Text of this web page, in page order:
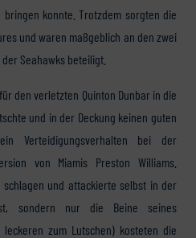
konnte. Trotzdem sorgten die
und waren maßgeblich an den zwei
Seahawks beteiligt.
den verletzten Quinton Dunbar in die
und in der Deckung keinen guten
Verteidigungsverhalten bei der
von Miamis Preston Williams.
und attackierte selbst in der
sondern nur die Beine seines
zum Lutschen) kosteten die